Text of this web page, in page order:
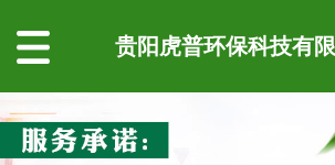
贵阳虎普环保科技有